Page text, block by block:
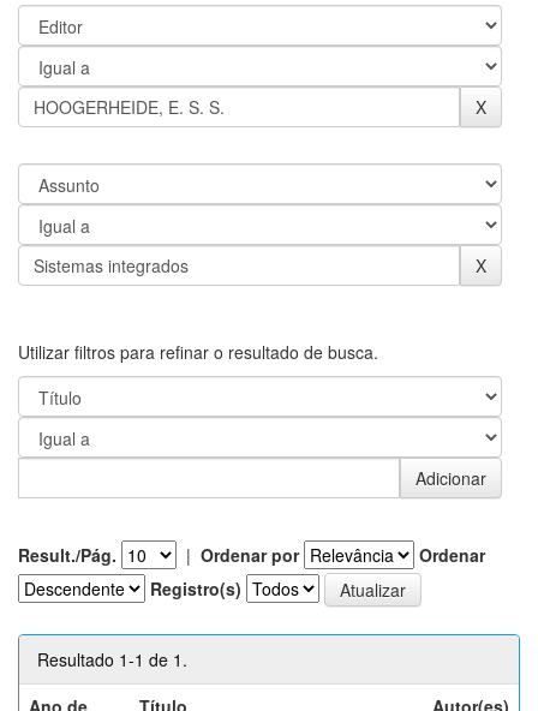
Utilizar filtros para refinar o resultado de busca.
Result./Pág. | Ordenar por
Ordenar
Registro(s)
Resultado 1-1 de 1.
Ano de
Título Autor(es)